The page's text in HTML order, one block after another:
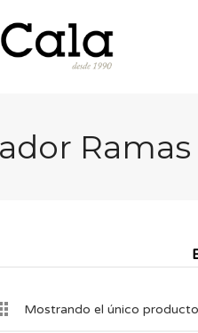
Ramas
Mostrando el único producto